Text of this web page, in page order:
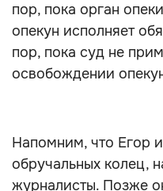
пор, пока орган
опекун исполняет
пор, пока суд не
освобождении
Напомним, что Егор
обручальных колец,
журналисты. Позже